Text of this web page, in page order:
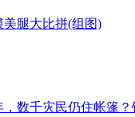
腿大比拼(组图)
数千灾民仍住帐篷？